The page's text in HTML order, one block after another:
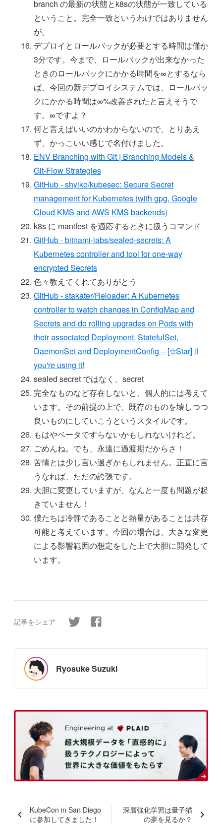
branch の最新の状態とk8sの状態が一致している
ということ。完全一致というわけではありません
が。
デプロイとロールバックが必要とする時間は僅か
3分です。今まで、ロールバックが出来なかった
ときのロールバックにかかる時間を∞とするなら
ば、今回の新デプロイシステムでは、ロールバッ
クにかかる時間は∞%改善されたと言えそうで
す。∞ですよ？
何と言えばいいのかわからないので、とりあえ
ず、かっこいい感じで名付けました。
ENV Branching with Git | Branching Models &
Git-Flow Strategies
GitHub - shyiko/kubesec: Secure Secret
management for Kubernetes (with gpg, Google
Cloud KMS and AWS KMS backends)
k8s に manifest を適応するときに扱うコマンド
GitHub - bitnami-labs/sealed-secrets: A
Kubernetes controller and tool for one-way
encrypted Secrets
色々教えてくれてありがとう
GitHub - stakater/Reloader: A Kubernetes
controller to watch changes in ConfigMap and
Secrets and do rolling upgrades on Pods with
their associated Deployment, StatefulSet,
DaemonSet and DeploymentConfig – [✩Star] if
you're using it!
sealed secret ではなく、secret
完全なものなど存在しないと、個人的には考えて
います。その前提の上で、既存のものを壊しつつ
良いものにしていこうというスタイルです。
もはやベータですらないかもしれないけれど。
ごめんね。でも、永遠に過渡期だからさ！
苦情とは少し言い過ぎかもしれません。正直に言
うなれば、ただの誇張です。
大胆に変更していますが、なんと一度も問題が起
きていません！
僕たちは冷静であることと熱量があることは共存
可能と考えています。今回の場合は、大きな変更
による影響範囲の想定をした上で大胆に開発して
います。
記事をシェア
Ryosuke Suzuki
KubeCon in San Diego
に参加してきました！
深層強化学習は量子猫
の夢を見るか？